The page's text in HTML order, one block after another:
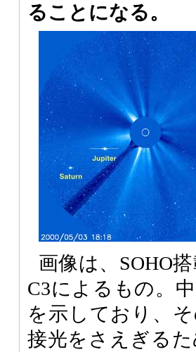
ることになる。
画像は、SOHO
C3によるもの。
を示しており、
接光をさえぎる